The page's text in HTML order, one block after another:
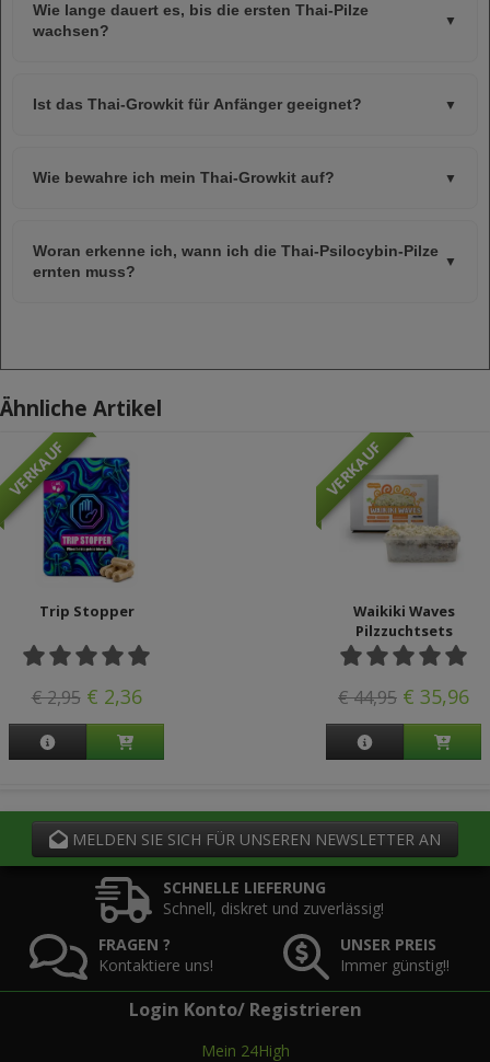
Wie lange dauert es, bis die ersten Thai-Pilze
wachsen?
▼
Ist das Thai-Growkit für Anfänger geeignet? ▼
Wie bewahre ich mein Thai-Growkit auf? ▼
Woran erkenne ich, wann ich die Thai-Psilocybin-Pilze
ernten muss?
▼
Ähnliche Artikel
VERKAUF
Trip Stopper
€ 2,95€ 2,36
VERKAUF
Waikiki Waves
Pilzzuchtsets
€ 44,95 € 35,96
MELDEN SIE SICH FÜR UNSEREN NEWSLETTER AN
SCHNELLE LIEFERUNG
Schnell, diskret und zuverlässig!
FRAGEN ?
Kontaktiere uns!
UNSER PREIS
Immer günstig!!
Login Konto/ Registrieren
Mein 24High